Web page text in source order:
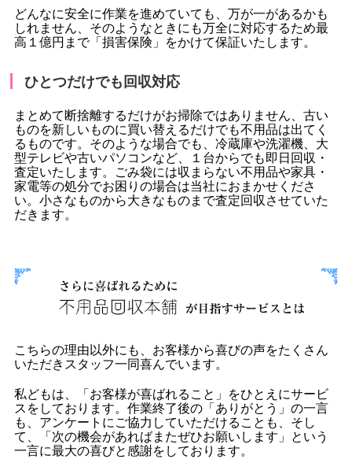
どんなに安全に作業を進めていても、万が一があるかも
しれません、そのようなときにも万全に対応するため最
高１億円まで「損害保険」をかけて保証いたします。
ひとつだけでも回収対応
まとめて断捨離するだけがお掃除ではありません、古い
ものを新しいものに買い替えるだけでも不用品は出てく
るものです。そのような場合でも、冷蔵庫や洗濯機、大
型テレビや古いパソコンなど、１台からでも即日回収・
査定いたします。ごみ袋には収まらない不用品や家具・
家電等の処分でお困りの場合は当社におまかせくださ
い。小さなものから大きなものまで査定回収させていた
だきます。
こちらの理由以外にも、お客様から喜びの声をたくさん
いただきスタッフ一同喜んでいます。
私どもは、「お客様が喜ばれること」をひとえにサービ
スをしております。作業終了後の「ありがとう」の一言
も、アンケートにご協力していただけることも、そし
て、「次の機会があればまたぜひお願いします」という
一言に最大の喜びと感謝をしております。